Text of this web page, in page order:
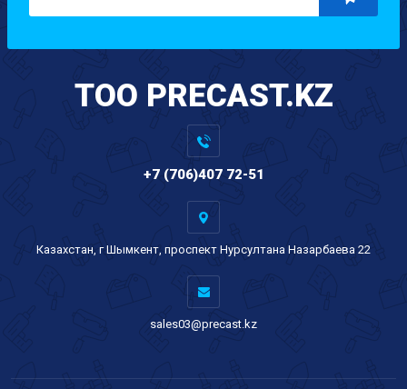
TOO PRECAST.KZ
+7 (706)407 72-51
Казахстан, г Шымкент, проспект Нурсултана Назарбаева 22
sales03@precast.kz